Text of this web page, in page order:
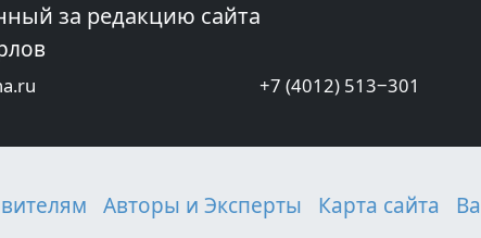
за редакцию сайта
+7 (4012) 513‒301
Авторы и Эксперты Карта сайта